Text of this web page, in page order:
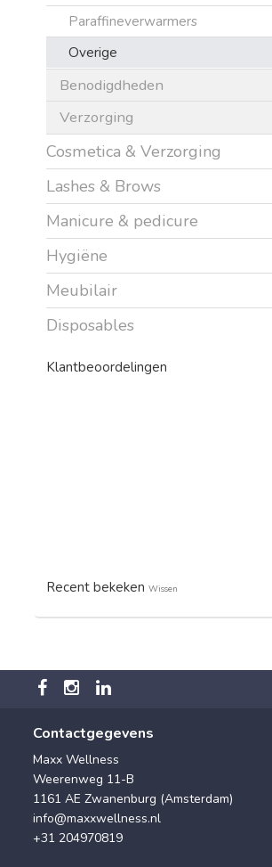
Paraffineverwarmers
Overige
Benodigdheden
Verzorging
Cosmetica & Verzorging
Lashes & Brows
Manicure & pedicure
Hygiëne
Meubilair
Disposables
Klantbeoordelingen
Recent bekeken Wissen
Contactgegevens
Maxx Wellness
Weerenweg 11-B
1161 AE Zwanenburg (Amsterdam)
info@maxxwellness.nl
+31 204970819